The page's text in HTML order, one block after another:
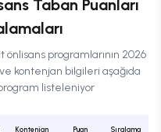
Taban Puanları
önlisans programlarının 2026
kontenjan bilgileri aşağıda
listeleniyor
Kontenjan Puan Sıralama